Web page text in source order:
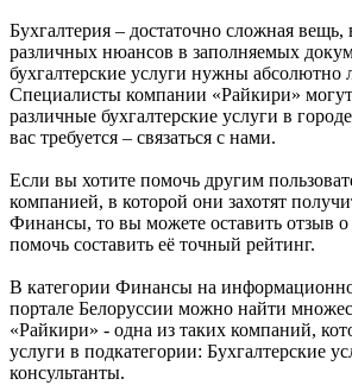
Бухгалтерия – достаточно сложная
различных нюансов в заполняемых
бухгалтерские услуги нужны
Специалисты компании «Райкири» могут
различные бухгалтерские услуги в
вас требуется – связаться с нами.
Если вы хотите помочь другим
компанией, в которой они захотят
Финансы, то вы можете оставить отзыв
помочь составить её точный рейтинг.
В категории Финансы на
портале Белоруссии можно найти
«Райкири» - одна из таких компаний,
услуги в подкатегории: Бухгалтерские
консультанты.